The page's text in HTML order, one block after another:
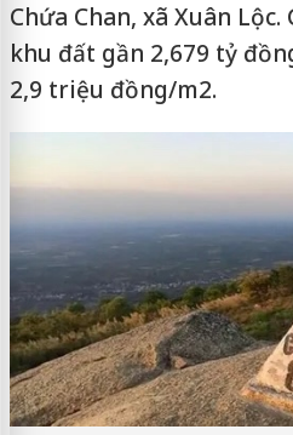
Chứa Chan, xã Xuân
khu đất gần 2,679 tỷ
2,9 triệu đồng/m2.